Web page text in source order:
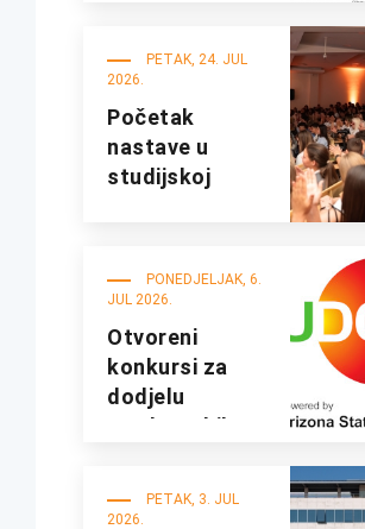
PETAK, 24. JUL
2026.
Početak
nastave u
studijskoj
PONEDJELJAK, 6.
JUL 2026.
Otvoreni
konkursi za
dodjelu
studentskih
studijsku
PETAK, 3. JUL
2026.